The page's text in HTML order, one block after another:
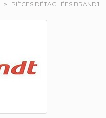
PIÈCES DÉTACHÉES BRANDT